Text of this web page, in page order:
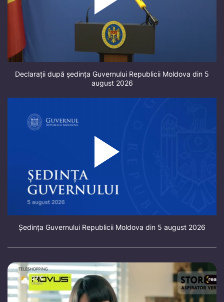
Declarații după ședința Guvernului Republicii Moldova din 5
august 2026
Ședința Guvernului Republicii Moldova din 5 august 2026